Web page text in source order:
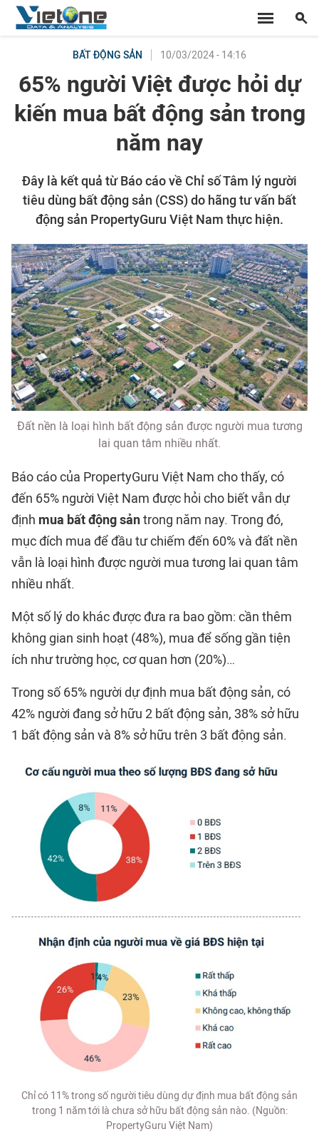
BẤT ĐỘNG SẢN 10/03/2024 - 14:16
65% người Việt được hỏi dự
kiến mua bất động sản trong
năm nay
Đây là kết quả từ Báo cáo về Chỉ số Tâm lý người
tiêu dùng bất động sản (CSS) do hãng tư vấn bất
động sản PropertyGuru Việt Nam thực hiện.
Đất nền là loại hình bất động sản được người mua tương
lai quan tâm nhiều nhất.
Báo cáo của PropertyGuru Việt Nam cho thấy, có
đến 65% người Việt Nam được hỏi cho biết vẫn dự
định mua bất động sảntrong năm nay. Trong đó,
mục đích mua để đầu tư chiếm đến 60% và đất nền
vẫn là loại hình được người mua tương lai quan tâm
nhiều nhất.
Một số lý do khác được đưa ra bao gồm: cần thêm
không gian sinh hoạt (48%), mua để sống gần tiện
ích như trường học, cơ quan hơn (20%)…
Trong số 65% người dự định mua bất động sản, có
42% người đang sở hữu 2 bất động sản, 38% sở hữu
1 bất động sản và 8% sở hữu trên 3 bất động sản.
Chỉ có 11% trong số người tiêu dùng dự định mua bất động sản
trong 1 năm tới là chưa sở hữu bất động sản nào. (Nguồn:
PropertyGuru Việt Nam)